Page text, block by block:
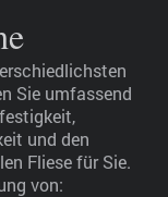
Sie umfassend
und den
Fliese für Sie.
von: